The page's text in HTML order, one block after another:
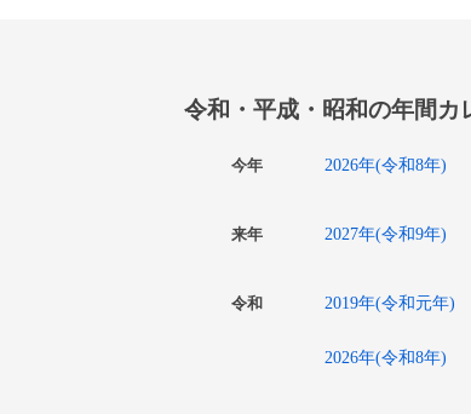
令和・平成・昭和の年間カ
今年 2026年(令和8年)
来年 2027年(令和9年)
令和 2019年(令和元年)
2026年(令和8年)